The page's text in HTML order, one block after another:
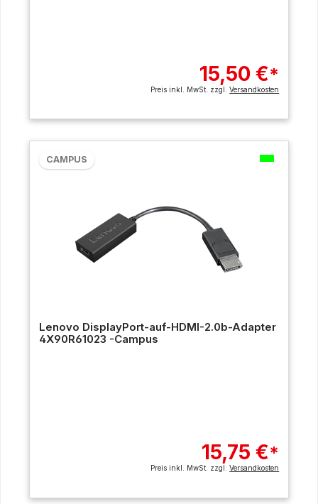
15,50 €*
Preis inkl. MwSt. zzgl.Versandkosten
CAMPUS
Lenovo DisplayPort-auf-HDMI-2.0b-Adapter
4X90R61023 -Campus
15,75 €*
Preis inkl. MwSt. zzgl.Versandkosten